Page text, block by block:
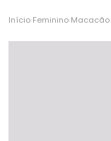
Início Feminino Macacão